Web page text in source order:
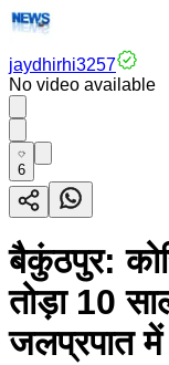
jaydhirhi3257
No video available
6
बैकुंठपुर:
तोड़ा 10
जलप्रपात में